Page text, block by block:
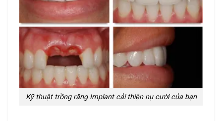
Kỹ thuật trồng răng Implant cải thiện nụ cười của bạn